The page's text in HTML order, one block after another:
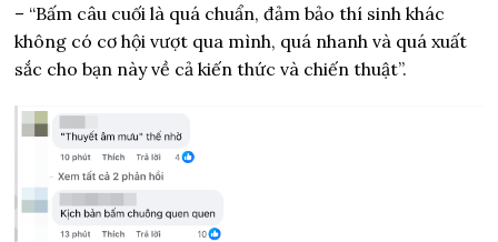
– “Bấm câu cuối là quá chuẩn, đảm bảo thí sinh khác
không có cơ hội vượt qua mình, quá nhanh và quá xuất
sắc cho bạn này về cả kiến thức và chiến thuật”.